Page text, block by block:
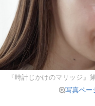
『時計じかけのマリッジ』
写真ペー